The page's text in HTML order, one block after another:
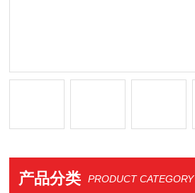
产品分类 PRODUCT CATEGORY